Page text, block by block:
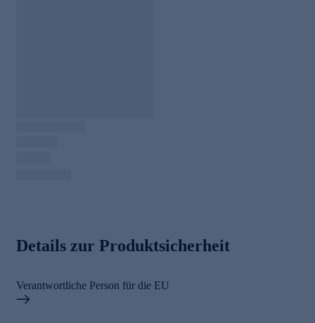
Details zur Produktsicherheit
Verantwortliche Person für die EU